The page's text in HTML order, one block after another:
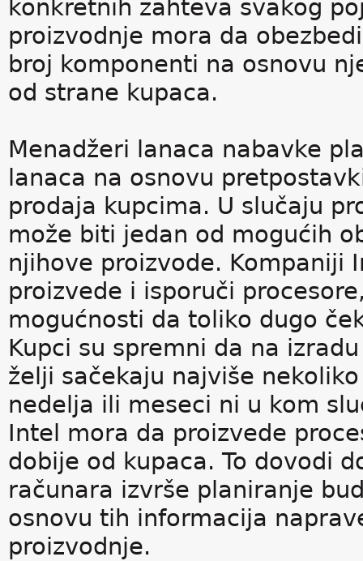
konkretnih zahteva svakog
proizvodnje mora da
broj komponenti na osnovu
od strane kupaca.
Menadžeri lanaca nabavke
lanaca na osnovu
prodaja kupcima. U slučaju
može biti jedan od mogućih
njihove proizvode. Kompaniji
proizvede i isporuči
mogućnosti da toliko dugo
Kupci su spremni da na
želji sačekaju najviše
nedelja ili meseci ni u kom
Intel mora da proizvede
dobije od kupaca. To dovodi
računara izvrše planiranje
osnovu tih informacija
proizvodnje.